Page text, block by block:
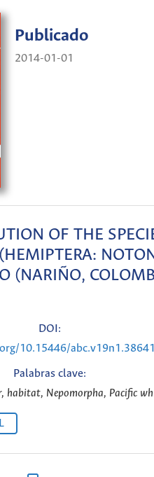
Publicado
2014-01-01
OF THE
(NARIÑO,
DOI:
10.15446/
Palabras clave:
habitat, Nepomorpha, Pacific